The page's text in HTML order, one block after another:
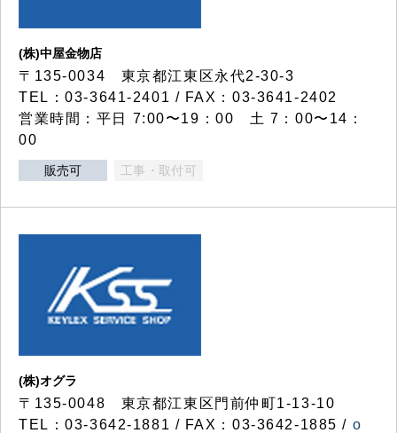
(株)中屋金物店
〒135-0034 東京都江東区永代2-30-3
TEL：03-3641-2401 / FAX：03-3641-2402
営業時間：平日 7:00〜19：00 土 7：00〜14：
00
販売可 工事・取付可
(株)オグラ
〒135-0048 東京都江東区門前仲町1-13-10
TEL：03-3642-1881 / FAX：03-3642-1885 / o